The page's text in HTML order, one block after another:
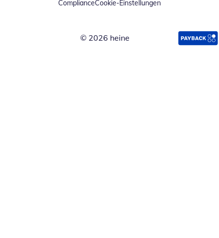
ComplianceCookie-Einstellungen
© 2026 heine